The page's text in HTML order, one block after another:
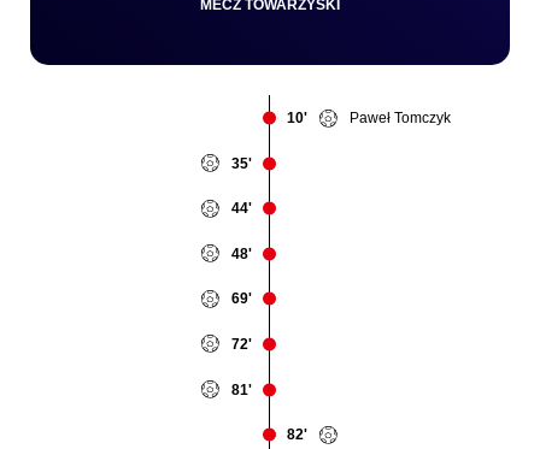
KUP BILET
MECZ TOWARZYSKI
10' Paweł Tomczyk
35'
44'
48'
69'
72'
81'
82'